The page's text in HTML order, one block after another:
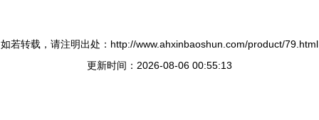
如若转载，请注明出处：http://www.ahxinbaoshun.com/product/79.html
更新时间：2026-08-06 00:55:13